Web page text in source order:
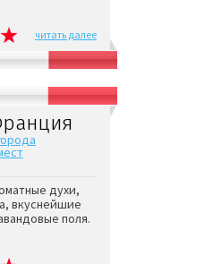
читать далее
духи,
вкуснейшие
поля.